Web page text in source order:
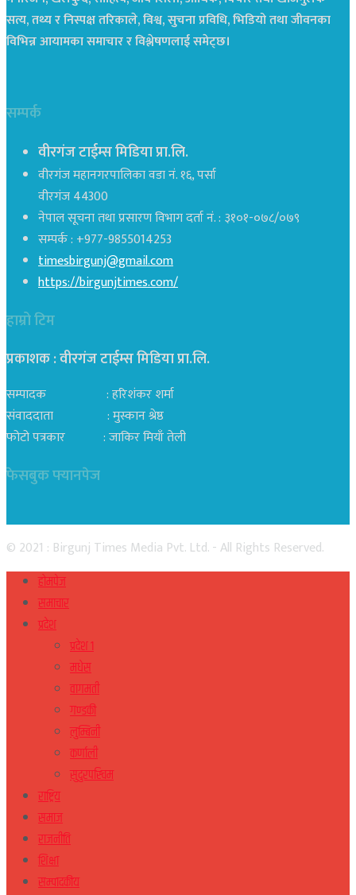
सत्य, तथ्य र निस्पक्ष तरिकाले, विश्व, सुचना प्रविधि, भिडियो तथा जीवनका
विभिन्न आयामका समाचार र विश्लेषणलाई समेट्छ।
सम्पर्क
वीरगंज टाईम्स मिडिया प्रा.लि.
वीरगंज महानगरपालिका वडा नं. १६, पर्सा
वीरगंज 44300
नेपाल सूचना तथा प्रसारण विभाग दर्ता नं. : ३१०१-०७८/०७९
सम्पर्क : +977-9855014253
timesbirgunj@gmail.com
https://birgunjtimes.com/
हाम्रो टिम
प्रकाशक : वीरगंज टाईम्स मिडिया प्रा‍.लि.
सम्पादक : हरिशंकर शर्मा
संवाददाता : मुस्कान श्रेष्ठ
फोटो पत्रकार : जाकिर मियाँ तेली
फेसबुक फ्यानपेज
© 2021 : Birgunj Times Media Pvt. Ltd. - All Rights Reserved.
होमपेज
समाचार
प्रदेश
प्रदेश १
मधेस
वागमती
गण्डकी
लुम्बिनी
कर्णाली
सुदुरपस्चिम
राष्ट्रिय
समाज
राजनीति
शिक्षा
सम्पादकीय